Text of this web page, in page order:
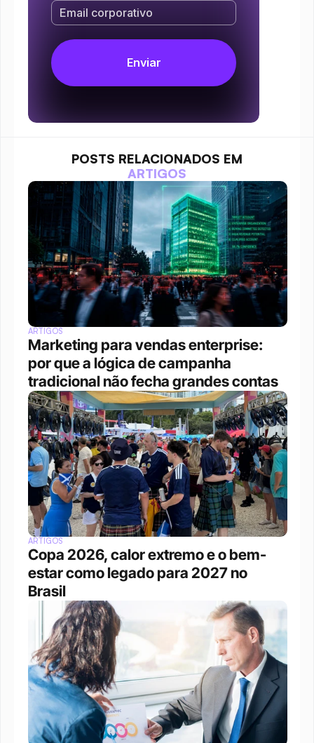
POSTS RELACIONADOS EM
ARTIGOS
ARTIGOS
Marketing para vendas enterprise:
por que a lógica de campanha
tradicional não fecha grandes contas
ARTIGOS
Copa 2026, calor extremo e o bem-
estar como legado para 2027 no
Brasil